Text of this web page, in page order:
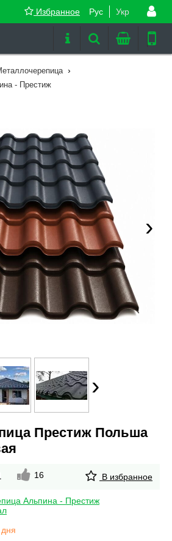
Рус Укр
Избранное
›
- Престиж
›
›
Престиж Польша
16 В избранное
Альпина - Престиж